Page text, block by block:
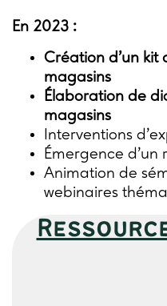
En 2023 :
Création d’un kit
magasins
Élaboration de
magasins
Interventions
Émergence d’un
Animation de
webinaires